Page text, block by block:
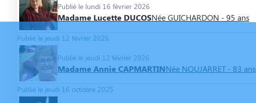
Publié le lundi 16 février 2026
Madame Lucette DUCOSNée GUICHARDON - 95 ans
Publié le jeudi 12 février 2026
Publié le jeudi 12 février 2026
Madame Annie CAPMARTINNée NOUJARRET - 83 ans
Publié le jeudi 16 octobre 2025